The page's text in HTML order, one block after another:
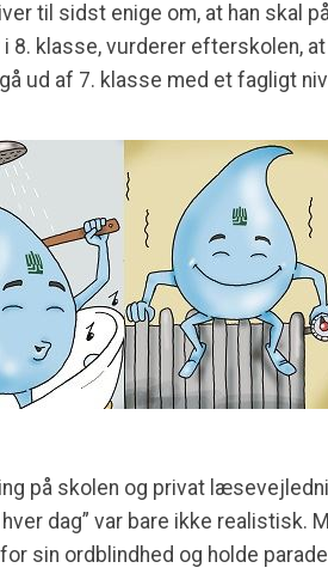
til sidst enige om, at han skal
8. klasse, vurderer efterskolen,
ud af 7. klasse med et fagligt
på skolen og privat
dag” var bare ikke realistisk.
sin ordblindhed og holde